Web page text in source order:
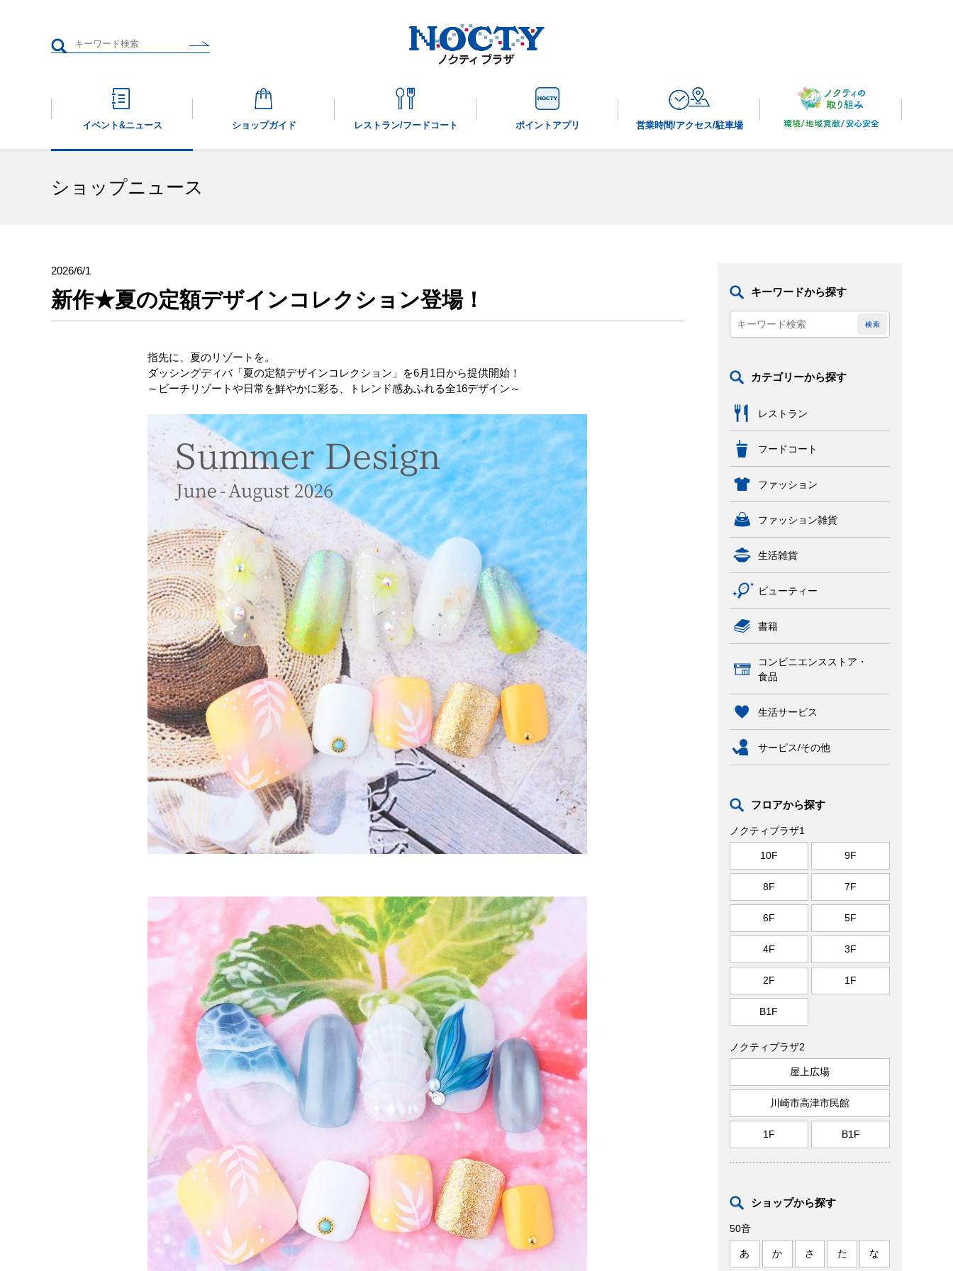
イベント&ニュース ショップガイド レストラン/フードコート ポイントアプリ 営業時間/アクセス/駐車場
ショップニュース
2026/6/1
新作★夏の定額デザインコレクション登場！
指先に、夏のリゾートを。
ダッシングディバ「夏の定額デザインコレクション」を6月1日から提供開始！
～ビーチリゾートや日常を鮮やかに彩る、トレンド感あふれる全16デザイン～
キーワードから探す
カテゴリーから探す
レストラン
フードコート
ファッション
ファッション雑貨
生活雑貨
ビューティー
書籍
コンビニエンスストア・
食品
生活サービス
サービス/その他
フロアから探す
ノクティプラザ1
10F 9F
8F 7F
6F 5F
4F 3F
2F 1F
B1F
ノクティプラザ2
屋上広場
川崎市高津市民館
1F B1F
ショップから探す
50音
あ か さ た な